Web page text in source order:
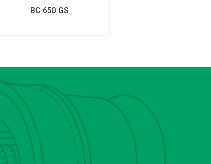
BC 650 GS